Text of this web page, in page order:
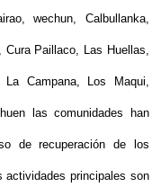
wechun, Calbullanka,
Cura Paillaco, Las Huellas,
Campana, Los Maqui,
las comunidades han
de recuperación de los
actividades principales son